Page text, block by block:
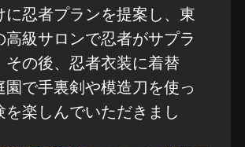
に忍者プランを提案し、東
高級サロンで忍者がサプラ
その後、忍者衣装に着替
園で手裏剣や模造刀を使っ
を楽しんでいただきまし